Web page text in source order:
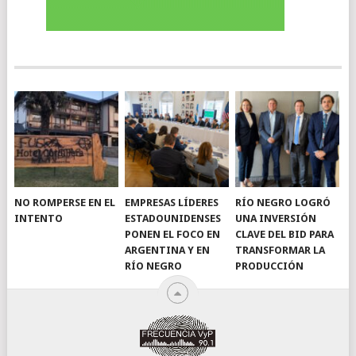
NO ROMPERSE EN EL
INTENTO
EMPRESAS LÍDERES
ESTADOUNIDENSES
PONEN EL FOCO EN
ARGENTINA Y EN
RÍO NEGRO
RÍO NEGRO LOGRÓ
UNA INVERSIÓN
CLAVE DEL BID PARA
TRANSFORMAR LA
PRODUCCIÓN